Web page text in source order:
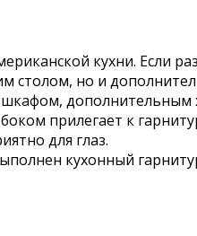
кухни. Если
столом, но и
прилегает к
для глаз.
кухонный